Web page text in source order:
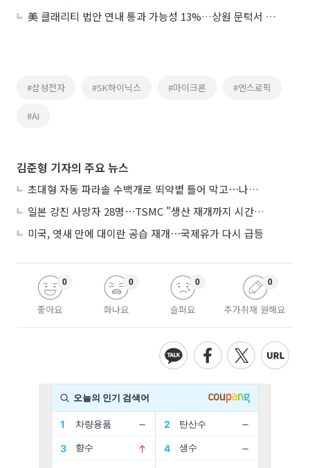
美 클래리티 법안 연내 통과 가능성 13%…상원 문턱서 제동
#삼성전자 #SK하이닉스 #마이크론 #엔스로픽
#AI
김준형 기자의 주요 뉴스
초대형 자동 파라솔 수백개로 뙤약볕 틀어 막고⋯나라별 폭염 생존법
일본 강진 사망자 28명⋯TSMC "생산 재개까지 시간 필요해"
미국, 엿새 만에 대이란 공습 재개⋯국제유가 다시 급등
좋아요
0
화나요
0
슬퍼요
0
추가취재 원해요
0